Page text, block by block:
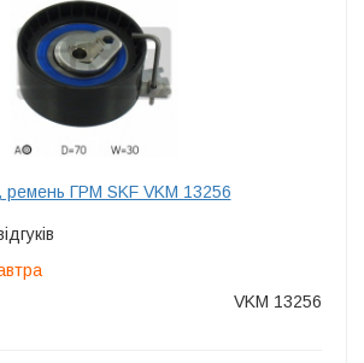
ремень ГРМ SKF VKM 13256
VKM 13256